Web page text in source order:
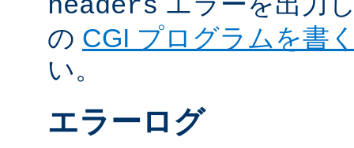
の CGI プログラムを書
い。
エラーログ